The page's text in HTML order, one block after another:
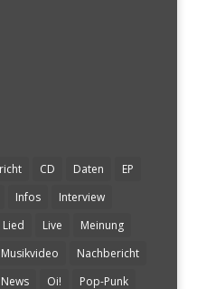
CD Daten
EP
Infos
Interview
Lied Live
Meinung
Musikvideo
Nachbericht
News Oi! Pop-Punk